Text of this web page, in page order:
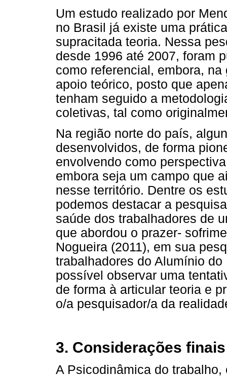
Um estudo realizado por
no Brasil já existe uma
supracitada teoria. Nessa
desde 1996 até 2007, foram
como referencial, embora,
apoio teórico, posto que
tenham seguido a
coletivas, tal como
Na região norte do país,
desenvolvidos, de forma
envolvendo como
embora seja um campo que
nesse território. Dentre os
podemos destacar a
saúde dos trabalhadores de
que abordou o prazer-
Nogueira (2011), em sua
trabalhadores do Alumínio
possível observar uma
de forma à articular teoria e
o/a pesquisador/a da
3. Considerações finais
A Psicodinâmica do